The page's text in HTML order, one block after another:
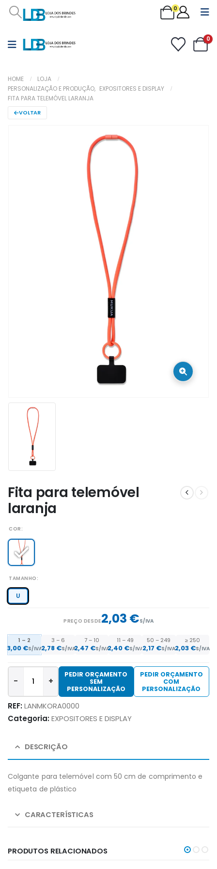
0
0
HOME
LOJA
PERSONALIZAÇÃO E PRODUÇÃO, EXPOSITORES E DISPLAY
FITA PARA TELEMÓVEL LARANJA
VOLTAR
Fita para telemóvel
laranja
COR
TAMANHO
U
PREÇO DESDE2,03 €S/IVA
1 – 2
3,00 €S/IVA
3 – 6
2,78 €S/IVA
7 – 10
2,47 €S/IVA
11 – 49
2,40 €S/IVA
50 – 249
2,17 €S/IVA
≥ 250
2,03 €S/IVA
- +
PEDIR ORÇAMENTO
SEM
PERSONALIZAÇÃO
PEDIR ORÇAMENTO
COM
PERSONALIZAÇÃO
REF:LANMKORA0000
Categoria:EXPOSITORES E DISPLAY
DESCRIÇÃO
Colgante para telemóvel com 50 cm de comprimento e
etiqueta de plástico
CARACTERÍSTICAS
PRODUTOS RELACIONADOS